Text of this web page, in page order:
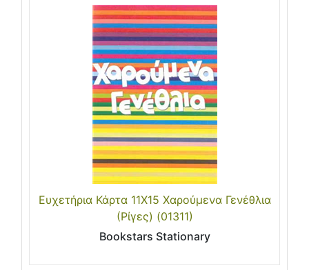
Ευχετήρια Κάρτα 11Χ15 Χαρούμενα Γενέθλια
(Ρίγες) (01311)
Bookstars Stationary